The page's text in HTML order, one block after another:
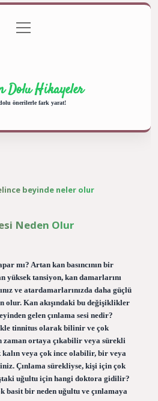
Politikası
menüyü
aç
Dolu Hikayeler
önerilerle fark yarat!
beyinde neler olur
Neden Olur
mı? Artan kan basıncının bir
yüksek tansiyon, kan damarlarını
ve atardamarlarınızda daha güçlü
olur. Kan akışındaki bu değişiklikler
gelen çınlama sesi nedir?
tinnitus olarak bilinir ve çok
zaman ortaya çıkabilir veya sürekli
veya çok ince olabilir, bir veya
Çınlama sürekliyse, kişi için çok
uğultu için hangi doktora gidilir?
bir neden uğultu ve çınlamaya